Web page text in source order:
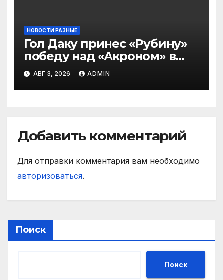
НОВОСТИ РАЗНЫЕ
Гол Даку принес «Рубину»
победу над «Акроном» в
матче РПЛ
АВГ 3, 2026 ADMIN
Добавить комментарий
Для отправки комментария вам необходимо
авторизоваться.
Поиск
Поиск